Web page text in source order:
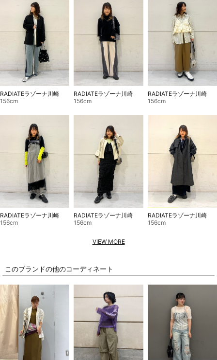
RADIATEラゾーナ川崎
156cm
RADIATEラゾーナ川崎
156cm
RADIATEラゾーナ川崎
156cm
RADIATEラゾーナ川崎
156cm
RADIATEラゾーナ川崎
156cm
RADIATEラゾーナ川崎
156cm
VIEW MORE
このブランドの他のコーディネート